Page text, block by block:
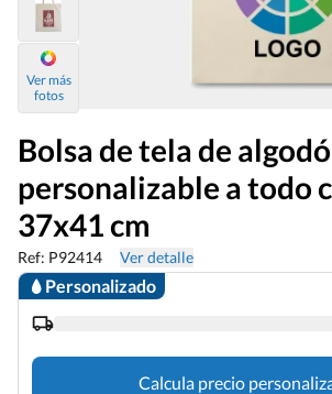
Ver más
fotos
Bolsa de tela de
personalizable a todo
37x41 cm
Ref: P92414 Ver detalle
Personalizado
Calcula precio